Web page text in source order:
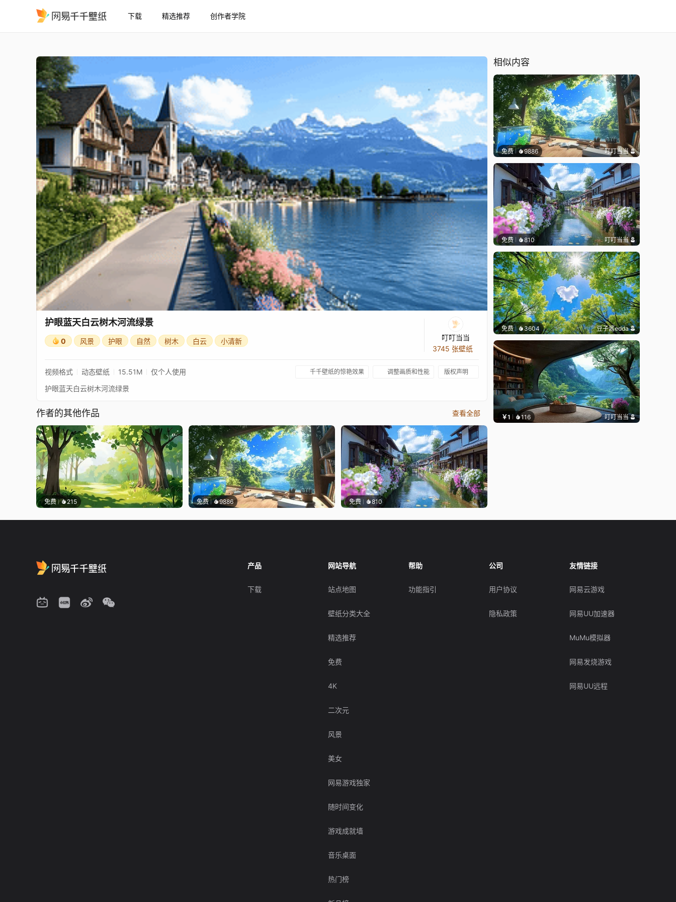
下载 精选推荐 创作者学院
护眼蓝天白云树木河流绿景
0 风景 护眼 自然 树木 白云 小清新
叮叮当当
3745 张壁纸
视频格式 动态壁纸 15.51M 仅个人使用 千千壁纸的惊艳效果 调整画质和性能 版权声明
护眼蓝天白云树木河流绿景
作者的其他作品 查看全部
免费 215 免费 9886 免费 810
相似内容
免费 9886 叮叮当当
免费 810 叮叮当当
免费 3604 豆子酱edda
￥1 116 叮叮当当
产品
下载
网站导航
站点地图
壁纸分类大全
精选推荐
免费
4K
二次元
风景
美女
网易游戏独家
随时间变化
游戏成就墙
音乐桌面
热门榜
帮助
功能指引
公司
用户协议
隐私政策
友情链接
网易云游戏
网易UU加速器
MuMu模拟器
网易发烧游戏
网易UU远程